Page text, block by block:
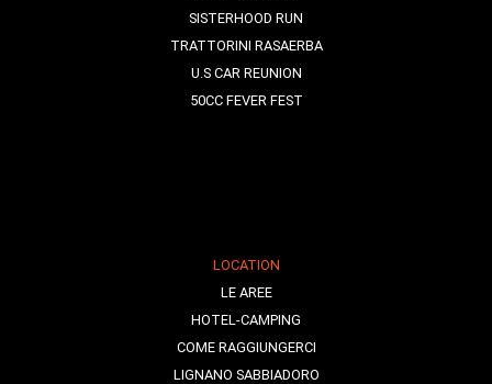
SISTERHOOD RUN
TRATTORINI RASAERBA
U.S CAR REUNION
50CC FEVER FEST
LOCATION
LE AREE
HOTEL-CAMPING
COME RAGGIUNGERCI
LIGNANO SABBIADORO